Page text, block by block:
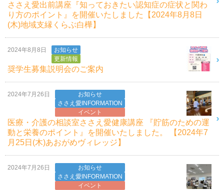
ささえ愛出前講座『知っておきたい認知症の症状と関わ
り方のポイント』を開催いたしました【2024年8月8日
(木)地域支縁くらぶ白樺】
2024年8月8日
お知らせ
更新情報
奨学生募集説明会のご案内
2024年7月26日
お知らせ
ささえ愛INFORMATION
イベント
医療・介護の相談室ささえ愛健康講座 『貯筋のための運
動と栄養のポイント』を開催いたしました。 【2024年7
月25日(木)あおがめヴィレッジ】
2024年7月26日
お知らせ
ささえ愛INFORMATION
イベント